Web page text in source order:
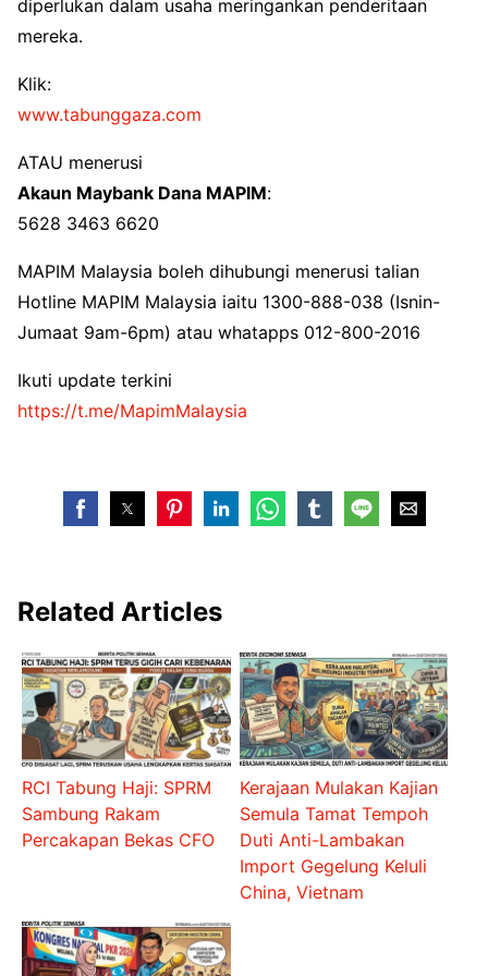
diperlukan dalam usaha meringankan penderitaan
mereka.
Klik:
www.tabunggaza.com
ATAU menerusi
Akaun Maybank Dana MAPIM:
5628 3463 6620
MAPIM Malaysia boleh dihubungi menerusi talian
Hotline MAPIM Malaysia iaitu 1300-888-038 (Isnin-
Jumaat 9am-6pm) atau whatapps 012-800-2016
Ikuti update terkini
https://t.me/MapimMalaysia
Related Articles
RCI Tabung Haji: SPRM
Sambung Rakam
Percakapan Bekas CFO
Kerajaan Mulakan Kajian
Semula Tamat Tempoh
Duti Anti-Lambakan
Import Gegelung Keluli
China, Vietnam